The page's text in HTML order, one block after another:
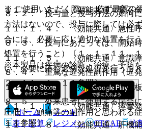
８．２． 投与量と投与方法の如何
方法はないので、投与に際しては必
８．３． 投与にあたっては、開始
処置を行うこと）〔１．１、１１．
８．４． 重篤な遅発性副作用（遅
２、１１．１．１１参照〕。
８．５． 外来患者に使用する場合
圧低下、頭痛等の副作用と思われる
１１参照〕。
１１．１．３． 〈効能共通〉腎不
１１．１．４． 〈効能共通〉急性
合には、必要に応じ適切な処置を行
１１．１．５． 〈効能共通〉意識
い、必要に応じ適切な処置を行うこ
１１．１．６． 〈効能共通〉血小板
１１．１．７． 〈効能共通〉痙攣
１１．１．８． 〈効能共通〉肝機能
※ ご使用いただく際に、必ず最新の
※本製品は疾病の診断・治療・予防
ホーム
ノート
表・計算
レジメン CTCAE 抗